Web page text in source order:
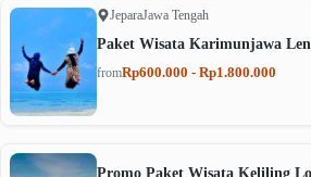
JeparaJawa Tengah
Paket Wisata Karimunjawa
fromRp600.000 - Rp1.800.000
Promo Paket Wisata Keliling